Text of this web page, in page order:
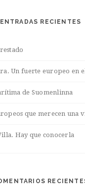
ENTRADAS RECIENTES
Un fuerte europeo en
de Suomenlinna
que merecen una
Hay que conocerla